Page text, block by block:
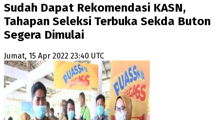
Sudah Dapat Rekomendasi KASN,
Tahapan Seleksi Terbuka Sekda Buton
Segera Dimulai
Jumat, 15 Apr 2022 23:40 UTC